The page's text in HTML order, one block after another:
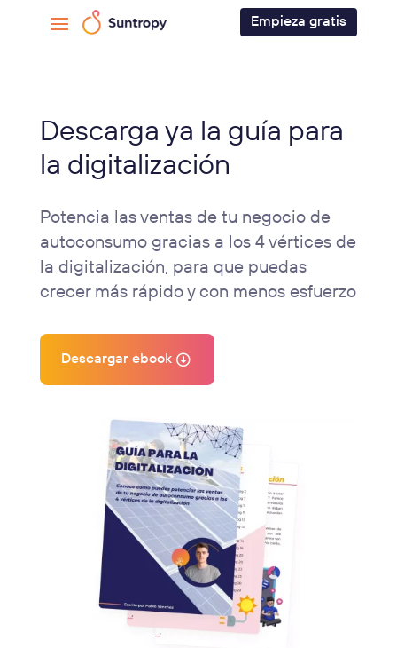
Empieza gratis
Descarga ya la guía para
la digitalización
Potencia las ventas de tu negocio de
autoconsumo gracias a los 4 vértices de
la digitalización, para que puedas
crecer más rápido y con menos esfuerzo
Descargar ebook